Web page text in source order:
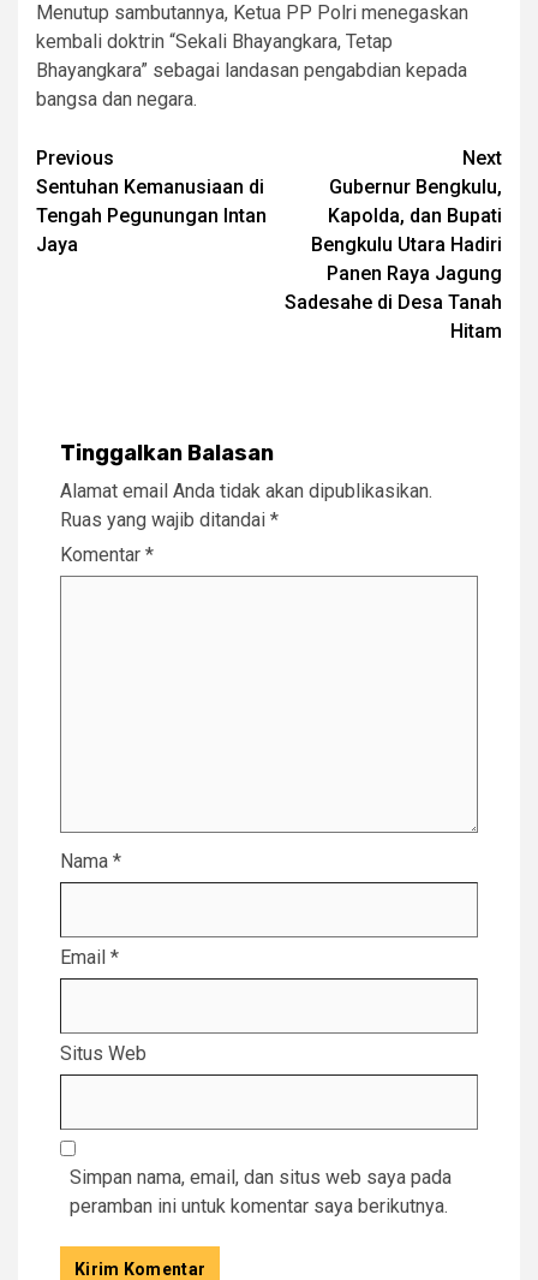
Menutup sambutannya, Ketua PP Polri menegaskan
kembali doktrin “Sekali Bhayangkara, Tetap
Bhayangkara” sebagai landasan pengabdian kepada
bangsa dan negara.
Post
navigation
Previous
Sentuhan Kemanusiaan di
Tengah Pegunungan Intan
Jaya
Next
Gubernur Bengkulu,
Kapolda, dan Bupati
Bengkulu Utara Hadiri
Panen Raya Jagung
Sadesahe di Desa Tanah
Hitam
Tinggalkan Balasan
Alamat email Anda tidak akan dipublikasikan.
Ruas yang wajib ditandai *
Komentar *
Nama *
Email *
Situs Web
Simpan nama, email, dan situs web saya pada
peramban ini untuk komentar saya berikutnya.